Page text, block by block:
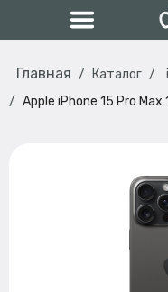
Главная Каталог
Apple iPhone 15 Pro